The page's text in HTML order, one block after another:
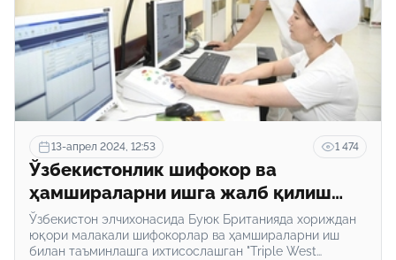
13-апрел 2024, 12:53 1 474
Ўзбекистонлик шифокор ва
ҳамшираларни ишга жалб қилиш
бўйича Буюк Британия компанияси
билан келишув тузилди
Ўзбекистон элчихонасида Буюк Британияда хориждан
юқори малакали шифокорлар ва ҳамшираларни иш
билан таъминлашга ихтисослашган "Triple West